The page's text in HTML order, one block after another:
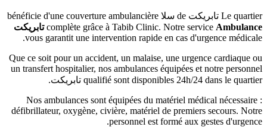
de سلا bénéficie d'une couverture ambulancière
complète grâce à Tabib Clinic. Notre تابريكت
vous garantit une intervention rapide en cas
Que ce soit pour un accident, un malaise, une
un transfert hospitalier, nos ambulances équipées
qualifié sont disponibles 24h/ تابريكت.
Nos ambulances sont équipées du matériel
défibrillateur, oxygène, civière, matériel de
personnel est formé aux